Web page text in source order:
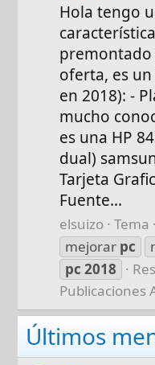
Hola tengo
oferta, es
en 2018): -
mucho
es una HP
dual)
Tarjeta
Fuente...
elsuizo Tema
mejorar pc
pc 2018
Publicaciones
Últimos